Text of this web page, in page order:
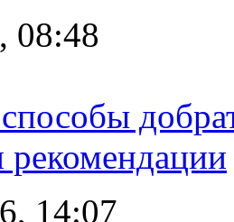
08:48
рекомендации
14:07